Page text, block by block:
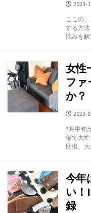
公
日
2023-
ここの
する方
悩みを解
女性
ファ
か？
公
日
2023-
7月中旬
備で大
回復、
今年
い！
録